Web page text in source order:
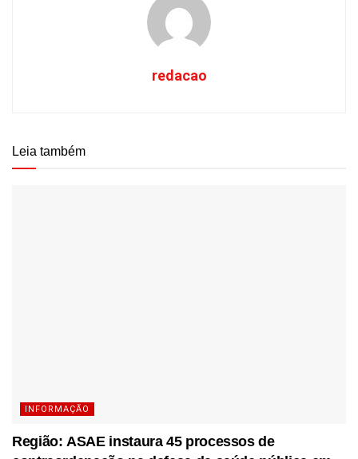
redacao
Leia também
INFORMAÇÃO
Região: ASAE instaura 45 processos de